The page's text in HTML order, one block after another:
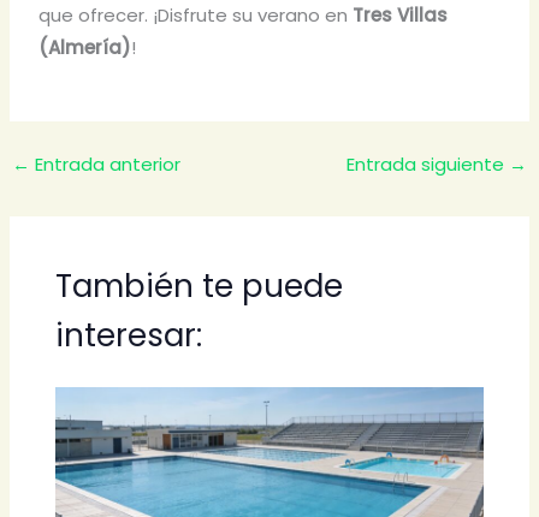
que ofrecer. ¡Disfrute su verano en Tres Villas
(Almería)!
← Entrada anterior Entrada siguiente →
También te puede
interesar: